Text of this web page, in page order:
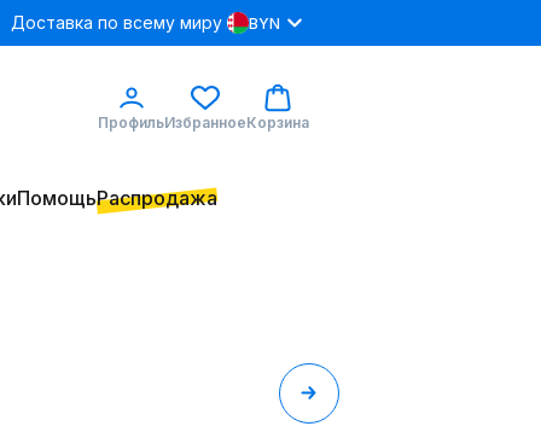
Доставка по всему миру BYN
ПрофильИзбранноеКорзина
ПомощьРаспродажа